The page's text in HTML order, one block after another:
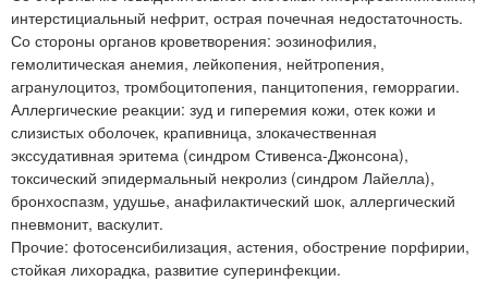
интерстициальный нефрит, острая почечная недостаточность.
Со стороны органов кроветворения: эозинофилия,
гемолитическая анемия, лейкопения, нейтропения,
агранулоцитоз, тромбоцитопения, панцитопения, геморрагии.
Аллергические реакции: зуд и гиперемия кожи, отек кожи и
слизистых оболочек, крапивница, злокачественная
экссудативная эритема (синдром Стивенса-Джонсона),
токсический эпидермальный некролиз (синдром Лайелла),
бронхоспазм, удушье, анафилактический шок, аллергический
пневмонит, васкулит.
Прочие: фотосенсибилизация, астения, обострение порфирии,
стойкая лихорадка, развитие суперинфекции.